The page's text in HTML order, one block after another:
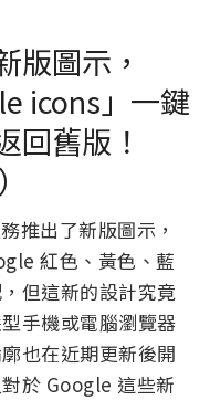
版圖示，
icons」一鍵
回舊版！
推出了新版圖示，
紅色、黃色、藍
但這新的設計究竟
手機或電腦瀏覽器
也在近期更新後開
於 Google 這些新